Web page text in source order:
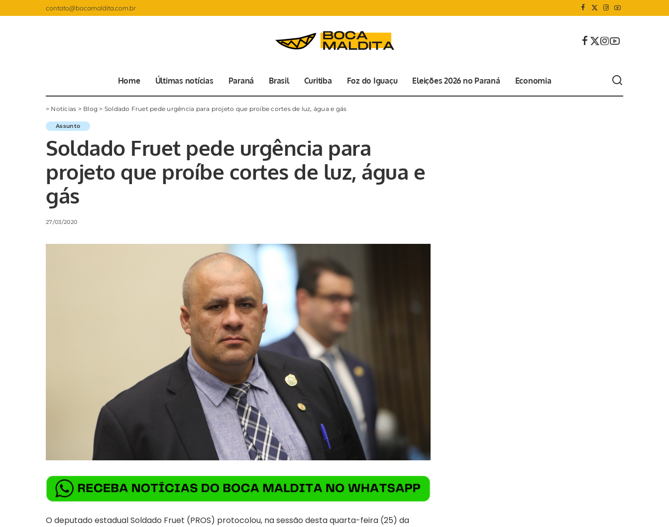
contato@bocamaldita.com.br
Home Últimas notícias Paraná Brasil Curitiba Foz do Iguaçu Eleições 2026 no Paraná Economia
> Notícias > Blog > Soldado Fruet pede urgência para projeto que proíbe cortes de luz, água e gás
Assunto
Soldado Fruet pede urgência para
projeto que proíbe cortes de luz, água e
gás
27/03/2020
O deputado estadual Soldado Fruet (PROS) protocolou, na sessão desta quarta-feira (25) da